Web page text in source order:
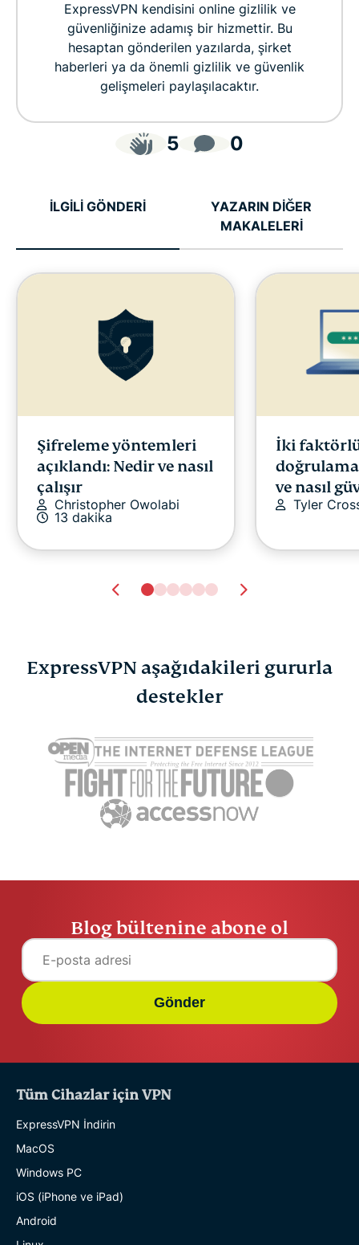
ExpressVPN kendisini online gizlilik ve
güvenliğinize adamış bir hizmettir. Bu
hesaptan gönderilen yazılarda, şirket
haberleri ya da önemli gizlilik ve güvenlik
gelişmeleri paylaşılacaktır.
5 0
İLGİLİ GÖNDERİ
YAZARIN DİĞER
MAKALELERİ
Şifreleme yöntemleri
açıklandı: Nedir ve nasıl
çalışır
Christopher Owolabi
13 dakika
İki
ve nasıl
Tyler
Mac ve iOS için en iyi
engelleyicisi
ExpressVPN 4 dakika
ExpressVPN aşağıdakileri gururla
destekler
Blog bültenine abone ol
Gönder
Tüm Cihazlar için VPN
ExpressVPN İndirin
MacOS
Windows PC
iOS (iPhone ve iPad)
Android